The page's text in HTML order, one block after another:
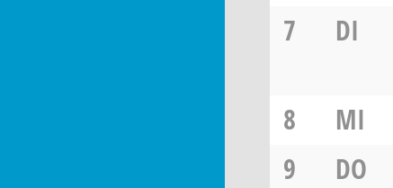
7
DI
8
MI
9
DO